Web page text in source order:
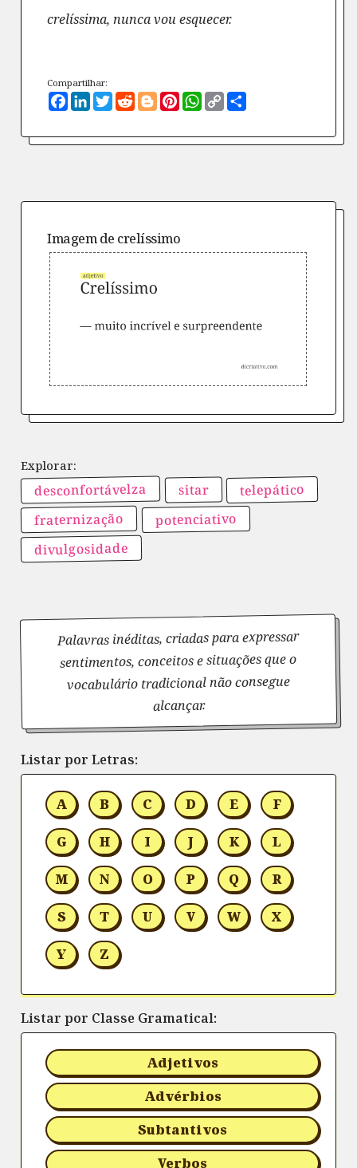
crelíssima, nunca vou esquecer.
Compartilhar:
Facebook
LinkedIn
TwitterRedditBloggerPinterest
WhatsApp
Copy
Link
Imagem de crelíssimo
desconfortávelza sitar telepático
fraternização potenciativo
divulgosidade
Palavras inéditas, criadas para expressar
sentimentos, conceitos e situações que o
vocabulário tradicional não consegue
alcançar.
Listar por Letras:
A B C D E F
G H I J K L
M N O P Q R
S T U V W X
Y Z
Listar por Classe Gramatical:
Adjetivos
Advérbios
Subtantivos
Verbos